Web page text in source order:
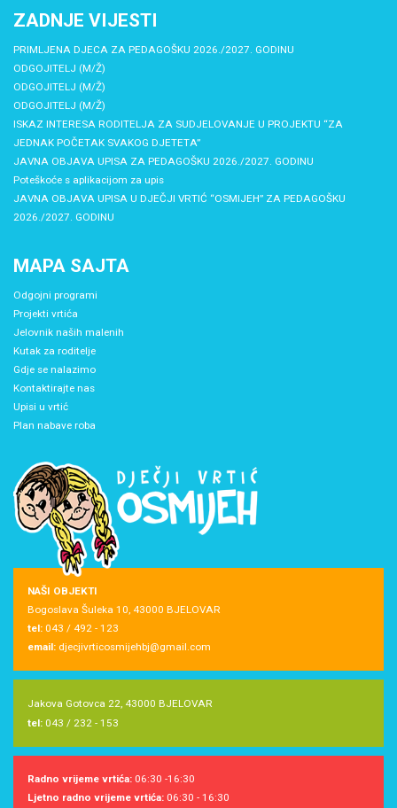
ZADNJE VIJESTI
PRIMLJENA DJECA ZA PEDAGOŠKU 2026./2027. GODINU
ODGOJITELJ (M/Ž)
ODGOJITELJ (M/Ž)
ODGOJITELJ (M/Ž)
ISKAZ INTERESA RODITELJA ZA SUDJELOVANJE U PROJEKTU “ZA
JEDNAK POČETAK SVAKOG DJETETA”
JAVNA OBJAVA UPISA ZA PEDAGOŠKU 2026./2027. GODINU
Poteškoće s aplikacijom za upis
JAVNA OBJAVA UPISA U DJEČJI VRTIĆ “OSMIJEH” ZA PEDAGOŠKU
2026./2027. GODINU
MAPA SAJTA
Odgojni programi
Projekti vrtića
Jelovnik naših malenih
Kutak za roditelje
Gdje se nalazimo
Kontaktirajte nas
Upisi u vrtić
Plan nabave roba
NAŠI OBJEKTI
Bogoslava Šuleka 10, 43000 BJELOVAR
tel: 043 / 492 - 123
email: djecjivrticosmijehbj@gmail.com
Jakova Gotovca 22, 43000 BJELOVAR
tel: 043 / 232 - 153
Radno vrijeme vrtića: 06:30 -16:30
Ljetno radno vrijeme vrtića: 06:30 - 16:30